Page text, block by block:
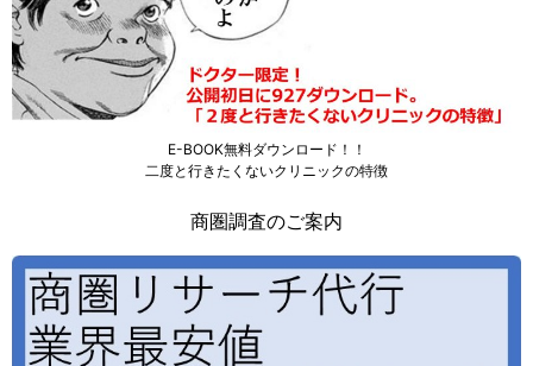
E-BOOK無料ダウンロード！！
二度と行きたくないクリニックの特徴
商圏調査のご案内